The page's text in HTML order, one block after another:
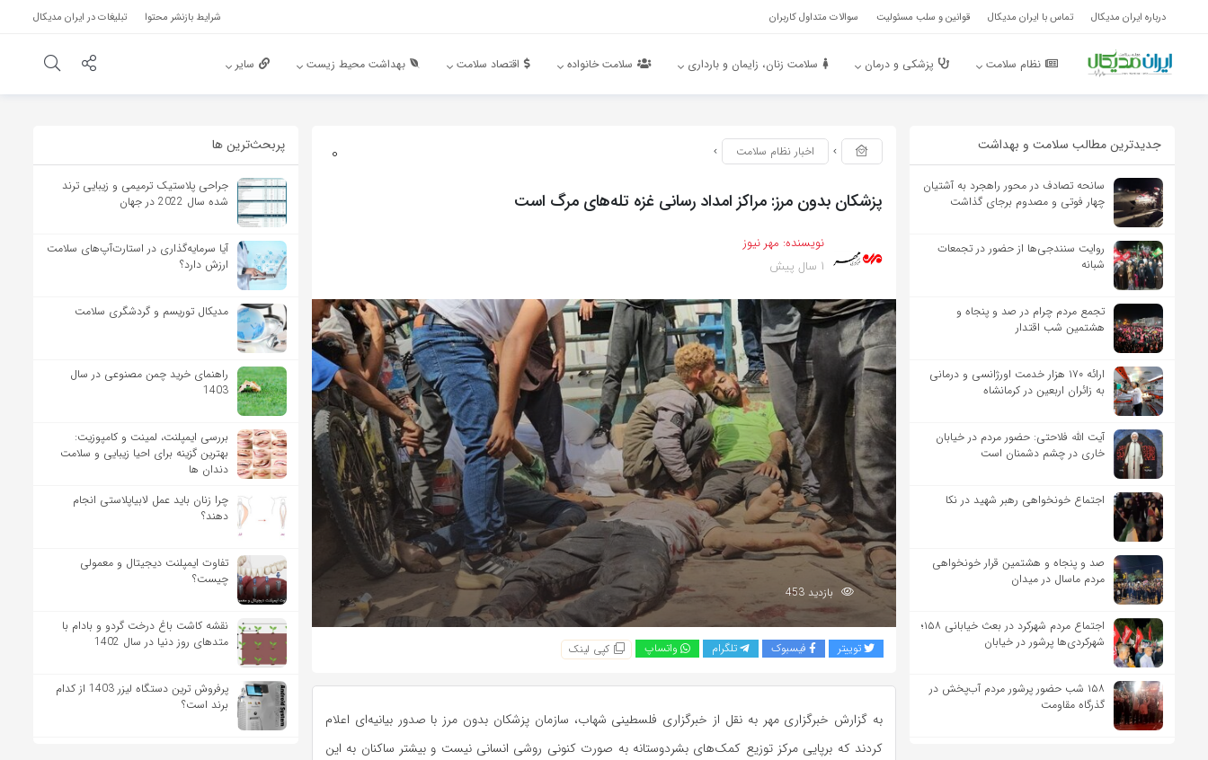
درباره ایران مدیکال تماس با ایران مدیکال قوانین و سلب مسئولیت سوالات متداول کاربران شرایط بازنشر محتوا تبلیغات در ایران مدیکال
نظام سلامت پزشکی و درمان سلامت زنان، زایمان و بارداری سلامت خانواده اقتصاد سلامت بهداشت محیط زیست سایر
جدیدترین مطالب سلامت و بهداشت
سانحه تصادف در محور راهجرد به آشتیان
چهار فوتی و مصدوم برجای گذاشت
روایت سنندجی‌ها از حضور در تجمعات
شبانه
تجمع مردم چرام در صد و پنجاه و
هشتمین شب اقتدار
ارائه ۱۷۰ هزار خدمت اورژانسی و درمانی
به زائران اربعین در کرمانشاه
آیت الله فلاحتی: حضور مردم در خیابان
خاری در چشم دشمنان است
اجتماع خونخواهی رهبر شهید در نکا
صد و پنجاه و هشتمین قرار خونخواهی
مردم ماسال در میدان
اجتماع مردم شهرکرد در بعث خیابانی ۱۵۸؛
شهرکردی‌ها پرشور در خیابان
۱۵۸ شب حضور پرشور مردم آب‌پخش در
گذرگاه مقاومت
0 اخبار نظام سلامت
پزشکان بدون مرز: مراکز امداد رسانی غزه تله‌های مرگ است
نویسنده: مهر نیوز
1 سال پیش
بازدید 453
توییتر فیسبوک تلگرام واتساپ کپی لینک
به گزارش خبرگزاری مهر به نقل از خبرگزاری فلسطینی شهاب، سازمان پزشکان بدون مرز با صدور بیانیه‌ای اعلام
کردند که برپایی مرکز توزیع کمک‌های بشردوستانه به صورت کنونی روشی انسانی نیست و بیشتر ساکنان به این
پربحث‌‌ترین ها
جراحی پلاستیک ترمیمی و زیبایی ترند
شده سال 2022 در جهان
آیا سرمایه‌گذاری در استارت‌آپ‌های سلامت
ارزش دارد؟
مدیکال توریسم و گردشگری سلامت
راهنمای خرید چمن مصنوعی در سال
1403
بررسی ایمپلنت، لمینت و کامپوزیت:
بهترین گزینه برای احیا زیبایی و سلامت
دندان ها
چرا زنان باید عمل لابیاپلاستی انجام
دهند؟
تفاوت ایمپلنت دیجیتال و معمولی
چیست؟
نقشه کاشت باغ درخت گردو و بادام با
متدهای روز دنیا در سال 1402
پرفروش ترین دستگاه لیزر 1403 از کدام
برند است؟